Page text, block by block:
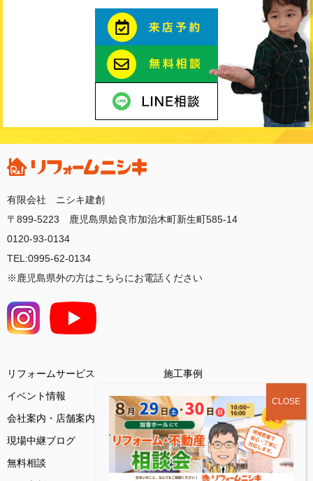
有限会社 ニシキ建創
〒899-5223 鹿児島県姶良市加治木町新生町585-14
0120-93-0134
TEL:0995-62-0134
※鹿児島県外の方はこちらにお電話ください
リフォームサービス
施工事例
イベント情報
会社案内・店舗案内
お客様の声
現場中継ブログ
基礎知識コラム
無料相談
ご来店予約